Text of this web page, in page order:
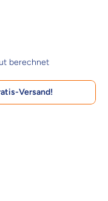
berechnet
Versand!